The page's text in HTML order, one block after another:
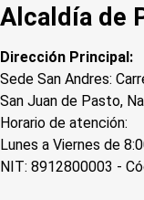
Alcaldía de
Dirección Principal:
Sede San Andres:
San Juan de Pasto,
Horario de atención:
Lunes a Viernes de
NIT: 8912800003 -